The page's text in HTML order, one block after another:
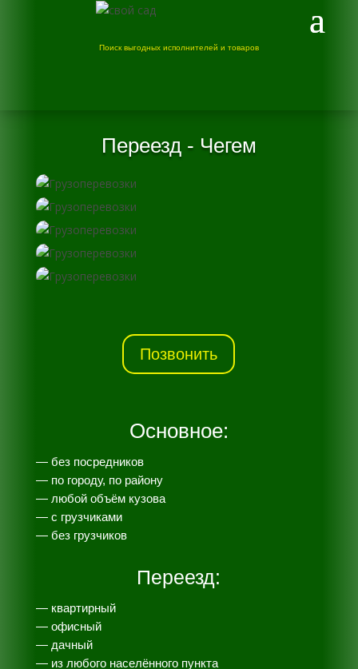
Поиск выгодных исполнителей и товаров
Переезд - Чегем
Позвонить
Основное:
— без посредников
— по городу, по району
— любой объём кузова
— с грузчиками
— без грузчиков
Переезд:
— квартирный
— офисный
— дачный
— из любого населённого пункта